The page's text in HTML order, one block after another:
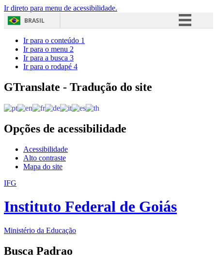
Ir direto para menu de acessibilidade.
BRASIL
Acesso à informação
Ir para o conteúdo 1
Ir para o menu 2
Ir para a busca 3
Ir para o rodapé 4
GTranslate - Tradução do site
Opções de acessibilidade
Acessibilidade
Alto contraste
Mapa do site
IFG
Instituto Federal de Goiás
Ministério da Educação
Busca Padrao